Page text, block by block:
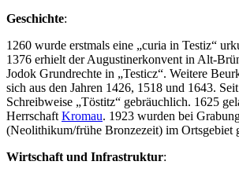
Geschichte:
1260 wurde erstmals eine „curia in Testiz“
1376 erhielt der Augustinerkonvent in Alt-
Jodok Grundrechte in „Testicz“. Weitere
sich aus den Jahren 1426, 1518 und 1643.
Schreibweise „Töstitz“ gebräuchlich. 1625
Herrschaft Kromau. 1923 wurden bei
(Neolithikum/frühe Bronzezeit) im Ortsgebiet
Wirtschaft und Infrastruktur: